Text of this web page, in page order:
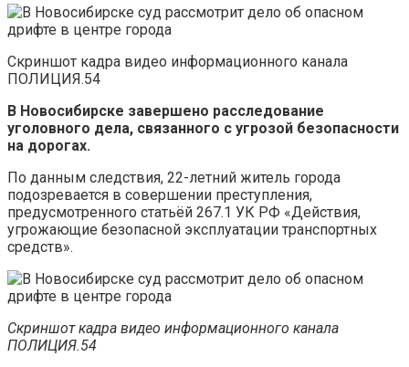
Скриншот кадра видео информационного канала
ПОЛИЦИЯ.54
В Новосибирске завершено расследование
уголовного дела, связанного с угрозой безопасности
на дорогах.
По данным следствия, 22-летний житель города
подозревается в совершении преступления,
предусмотренного статьёй 267.1 УК РФ «Действия,
угрожающие безопасной эксплуатации транспортных
средств».
Скриншот кадра видео информационного канала
ПОЛИЦИЯ.54